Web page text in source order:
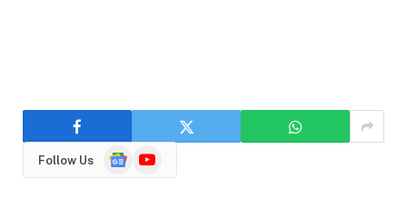
Follow Us
GoogleYouTube